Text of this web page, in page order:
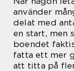
använder
delat med
en start, men
boendet
fatta ett mer
att titta på